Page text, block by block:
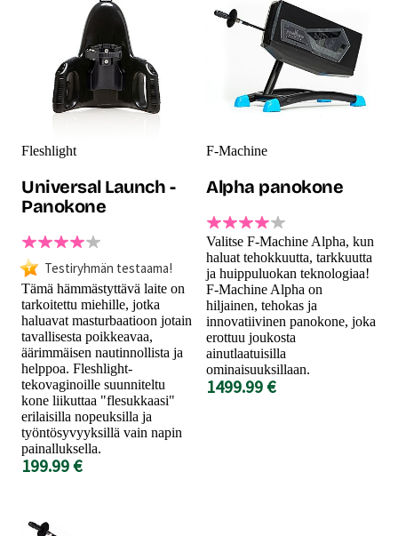
Fleshlight
Universal Launch -
Panokone
Testiryhmän testaama!
Tämä hämmästyttävä laite on
tarkoitettu miehille, jotka
haluavat masturbaatioon jotain
tavallisesta poikkeavaa,
äärimmäisen nautinnollista ja
helppoa. Fleshlight-
tekovaginoille suunniteltu
kone liikuttaa "flesukkaasi"
erilaisilla nopeuksilla ja
työntösyvyyksillä vain napin
painalluksella.
199.99 €
F-Machine
Alpha panokone
Valitse F-Machine Alpha, kun
haluat tehokkuutta, tarkkuutta
ja huippuluokan teknologiaa!
F-Machine Alpha on
hiljainen, tehokas ja
innovatiivinen panokone, joka
erottuu joukosta
ainutlaatuisilla
ominaisuuksillaan.
1499.99 €